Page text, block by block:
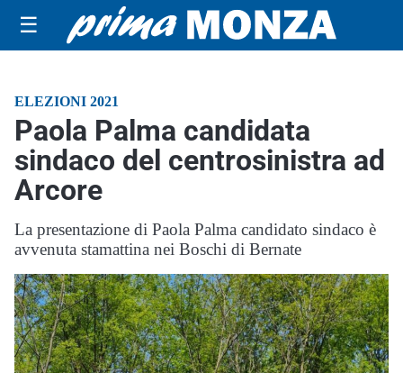
☰
ELEZIONI 2021
Paola Palma candidata
sindaco del centrosinistra ad
Arcore
La presentazione di Paola Palma candidato sindaco è
avvenuta stamattina nei Boschi di Bernate